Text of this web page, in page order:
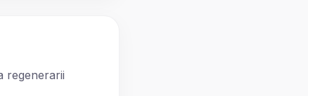
regenerarii